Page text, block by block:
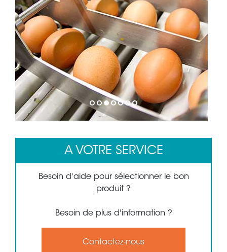
1 2 3 4 5 6 7
A VOTRE SERVICE
Besoin d'aide pour sélectionner le bon
produit ?
Besoin de plus d'information ?
Contactez-nous